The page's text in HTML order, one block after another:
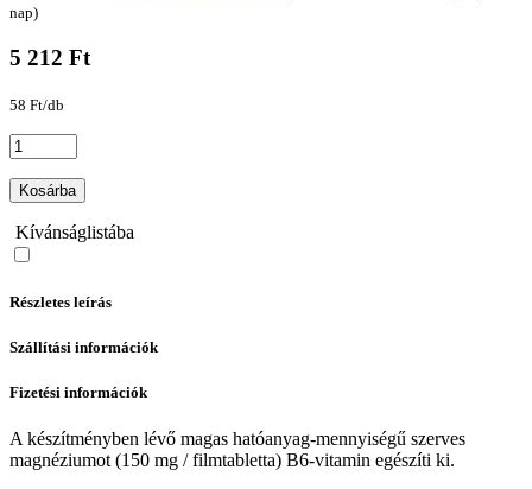
nap)
5 212 Ft
58 Ft/db
Kosárba
Kívánságlistába
Részletes leírás
Szállítási információk
Fizetési információk
A készítményben lévő magas hatóanyag-mennyiségű szerves
magnéziumot (150 mg / filmtabletta) B6-vitamin egészíti ki.